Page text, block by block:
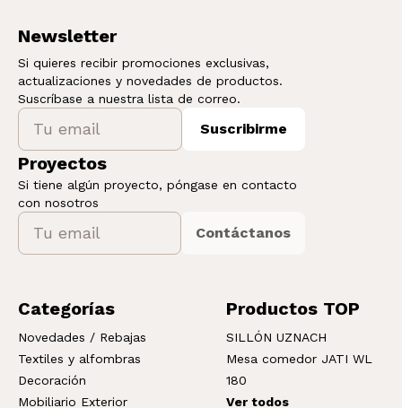
Newsletter
Si quieres recibir promociones exclusivas,
actualizaciones y novedades de productos.
Suscríbase a nuestra lista de correo.
Suscribirme
Proyectos
Si tiene algún proyecto, póngase en contacto
con nosotros
Contáctanos
Categorías
Novedades / Rebajas
Textiles y alfombras
Decoración
Mobiliario Exterior
Productos TOP
SILLÓN UZNACH
Mesa comedor JATI WL
180
Ver todos